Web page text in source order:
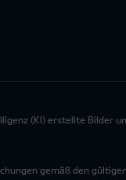
(KI) erstellte Bilder
gemäß den